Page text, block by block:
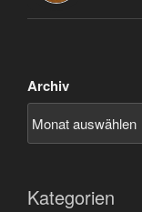
Archiv
Kategorien